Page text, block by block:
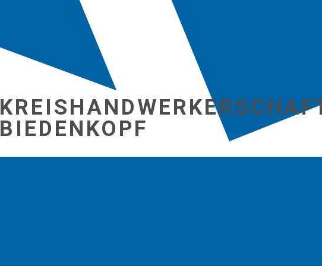
BIEDENKOPF